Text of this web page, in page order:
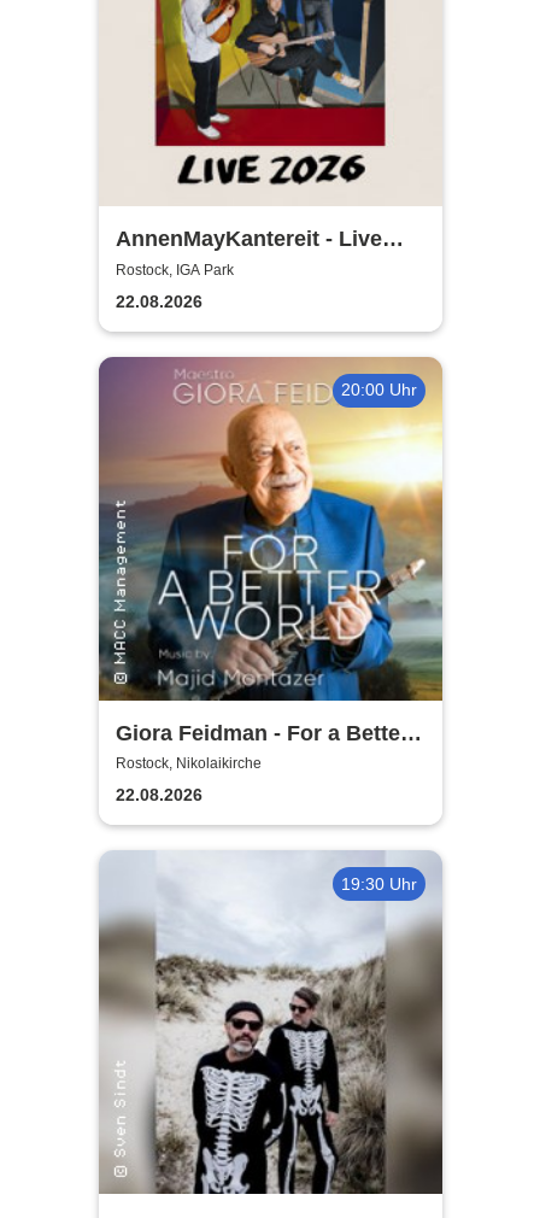
AnnenMayKantereit - Live
2026
Rostock, IGA Park
22.08.2026
20:00 Uhr
Giora Feidman - For a Better
World
Rostock, Nikolaikirche
22.08.2026
19:30 Uhr